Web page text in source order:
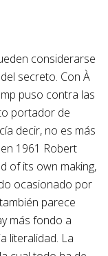
considerarse
secreto. Con À
puso contra las
portador de
decir, no es más
1961 Robert
of its own making,
ocasionado por
parece
más fondo a
literalidad. La